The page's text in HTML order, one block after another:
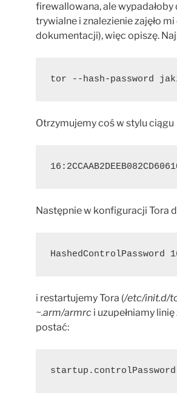
firewallowana, ale wypadałoby
trywialne i znalezienie zajęło
dokumentacji), więc opiszę.
tor --hash-password
Otrzymujemy coś w stylu ciągu
Następnie w konfiguracji Tora
HashedControlPassword﻿
i restartujemy Tora (/etc/init.d/
~.arm/armrc i uzupełniamy linię
postać: